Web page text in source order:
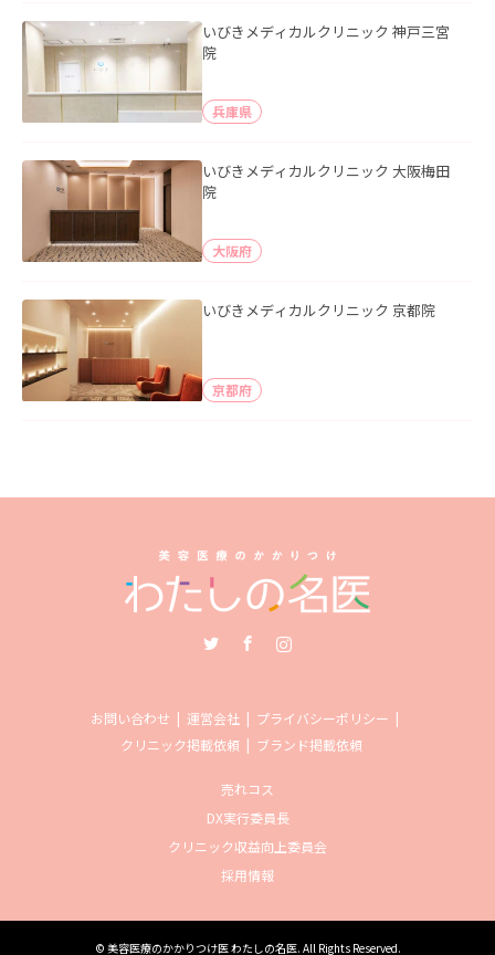
いびきメディカルクリニック 神戸三宮
院
兵庫県
いびきメディカルクリニック 大阪梅田
院
大阪府
いびきメディカルクリニック 京都院
京都府
お問い合わせ 運営会社
プライバシーポリシー
クリニック掲載依頼
ブランド掲載依頼
売れコス
DX実行委員長
クリニック収益向上委員会
採用情報
© 美容医療のかかりつけ医 わたしの名医. All Rights Reserved.